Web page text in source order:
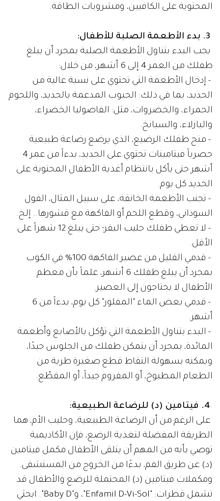
المحتوية على الكافيين، ومشروبات الطاقة.
يجب البدء بتناول الأطعمة الصلبة بمجرد أن يبلغ
طفلك من العمر 4 إلى 6 أشهر، من خلال:
- إدخال الأطعمة التي تحتوي على نسبة عالية من
الحديد، بما في ذلك: الحبوب المدعمة بالحديد، واللحوم
الحمراء، والخضروات، مثل: الفاصوليا الخضراء،
والبازلاء، والسبانخ.
- منح طفلك الرضيع، الذي يرضع رضاعة طبيعية
حصرياً فيتامينات تحتوي على الحديد، بدءاً من عمر 4
أشهر حتى يأكل بانتظام أغذية الأطفال المحتوية على
الحديد كل يوم.
- تجنب الأطعمة الخانقة، على سبيل المثال، الفول
السوداني، وقطع اللحم أو الفاكهة مع قشورها.. إلخ.
- لا تعطي طفلك حليب البقر؛ حتى يبلغ 12 شهراً على
الأقل.
- قدمي القليل من عصير الفاكهة 100% في الكوب
بمجرد أن يبلغ طفلك 6 أشهر، علماً بأن معظم
الأطفال لا يحتاجون إلى العصير.
- قدمي بعض الماء "المفلور" كل يوم، بدءاً من 6
أشهر.
- البدء بتناول الأطعمة التي تؤكل بالأصابع وأطعمة
المائدة، بمجرد أن يتمكن طفلك من الجلوس جيدًا،
ويمكنه بسهولة التقاط قطع صغيرة طرية من
الطعام المطبوخ، أو المفروم جيداً، أو المقطّع.
على الرغم من أن الرضاعة الطبيعية، وحليب الأم، هما
الطريقة المفضلة لتغذية الرضع، فإن الأكاديمية
توصي بأنه من المهم أن يتلقى الأطفال مكمل فيتامين
(د) عن طريق الفم، بدءًا من الخروج من المستشفى.
ومكملات فيتامين (د) المحتملة للرضع والأطفال قد
تشمل قطرات: "Enfamil D-Vi-Sol"، و"Baby D". ابحثي